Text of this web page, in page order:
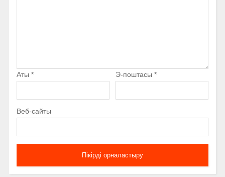
Аты * Э-поштасы *
Веб-сайты